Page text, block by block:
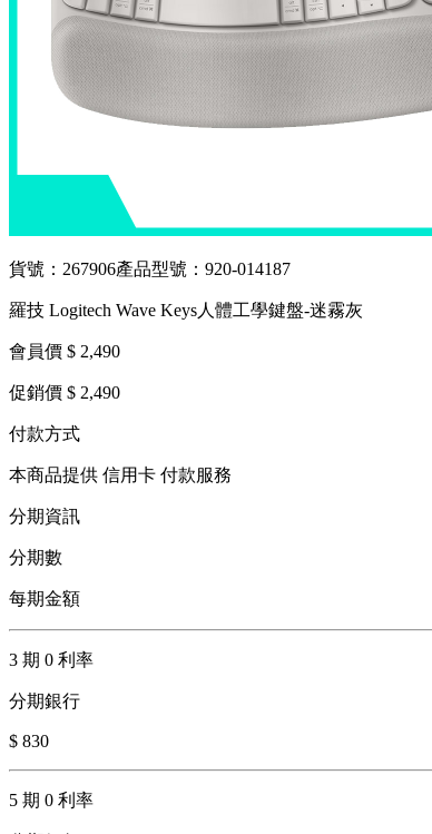
貨號：267906產品型號：920-014187
羅技 Logitech Wave Keys人體工學鍵盤-迷霧灰
會員價 $ 2,490
促銷價 $ 2,490
付款方式
本商品提供 信用卡 付款服務
分期資訊
分期數
每期金額
3 期 0 利率
分期銀行
$ 830
5 期 0 利率